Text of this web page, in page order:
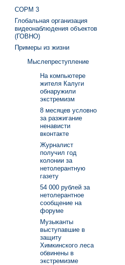
СОРМ 3
Глобальная организация
видеонаблюдения объектов
(ГОВНО)
Примеры из жизни
Мыслепреступление
На компьютере
жителя Калуги
обнаружили
экстремизм
8 месяцев условно
за разжигание
ненависти
вконтакте
Журналист
получил год
колонии за
нетолерантную
газету
54 000 рублей за
нетолерантное
сообщение на
форуме
Музыканты
выступавшие в
защиту
Химкинского леса
обвинены в
экстремизме